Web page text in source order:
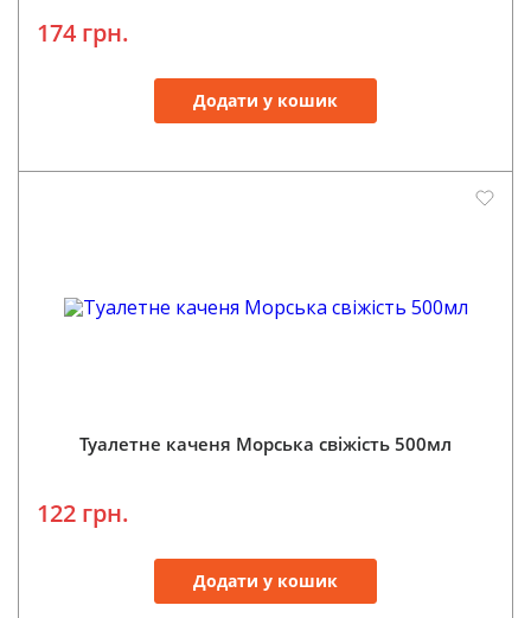
174 грн.
Додати у кошик
Туалетне каченя Морська свіжість 500мл
122 грн.
Додати у кошик